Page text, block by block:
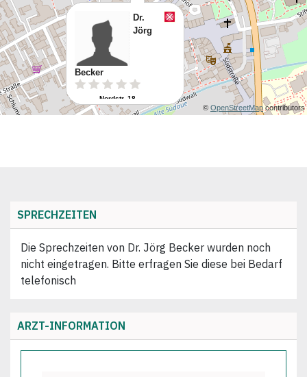
SPRECHZEITEN
Die Sprechzeiten von Dr. Jörg Becker wurden noch
nicht eingetragen. Bitte erfragen Sie diese bei Bedarf
telefonisch
ARZT-INFORMATION